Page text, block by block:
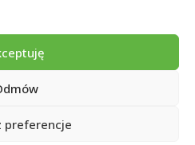
preferencje
Wszystkie prawa zastrzeżone.